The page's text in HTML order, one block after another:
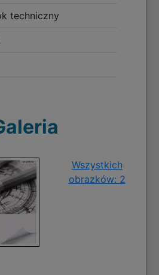
techniczny
Wszystkich
obrazków: 2